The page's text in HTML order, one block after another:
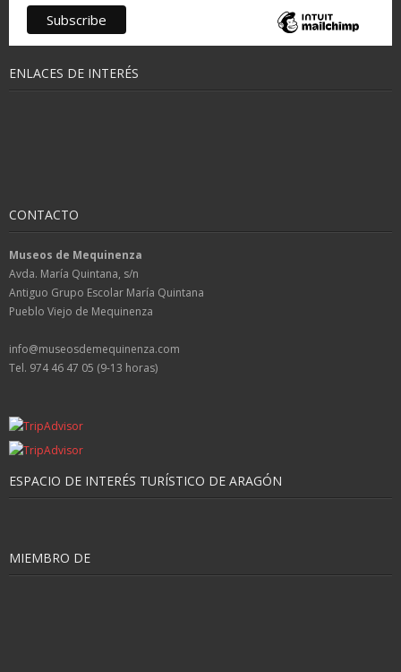
ENLACES DE INTERÉS
CONTACTO
Museos de Mequinenza
Avda. María Quintana, s/n
Antiguo Grupo Escolar María Quintana
Pueblo Viejo de Mequinenza
info@museosdemequinenza.com
Tel. 974 46 47 05 (9-13 horas)
ESPACIO DE INTERÉS TURÍSTICO DE ARAGÓN
MIEMBRO DE